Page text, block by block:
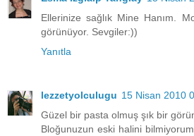
Ellerinize sağlık Mine Hanım.
görünüyor. Sevgiler:))
Yanıtla
lezzetyolculugu 15 Nisan 2010
Güzel bir pasta olmuş şık bir
Bloğunuzun eski halini